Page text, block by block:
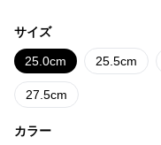
サイズ
25.0cm 25.5cm
27.5cm
カラー